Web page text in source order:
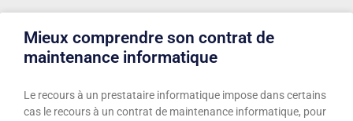
Mieux comprendre son contrat de
maintenance informatique
Le recours à un prestataire informatique impose dans certains
cas le recours à un contrat de maintenance informatique, pour